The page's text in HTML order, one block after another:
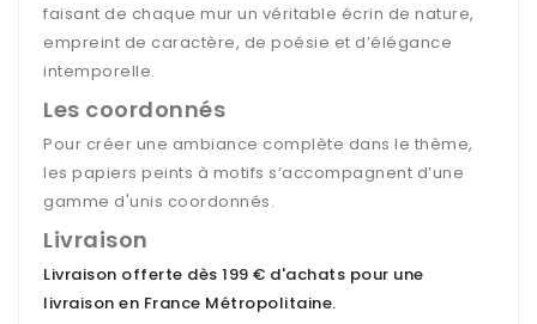
faisant de chaque mur un véritable écrin de nature,
empreint de caractère, de poésie et d’élégance
intemporelle.
Les coordonnés
Pour créer une ambiance complète dans le thème,
les papiers peints à motifs s’accompagnent d’une
gamme d'unis coordonnés.
Livraison
Livraison offerte dès 199 € d'achats pour une
livraison en France Métropolitaine.